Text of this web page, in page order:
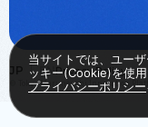
JP ENPrivacy Policy
© Tokyo Marunouchi Innovation
当サイトでは、ユー
ッキー(Cookie)を使用
プライバシーポリシー